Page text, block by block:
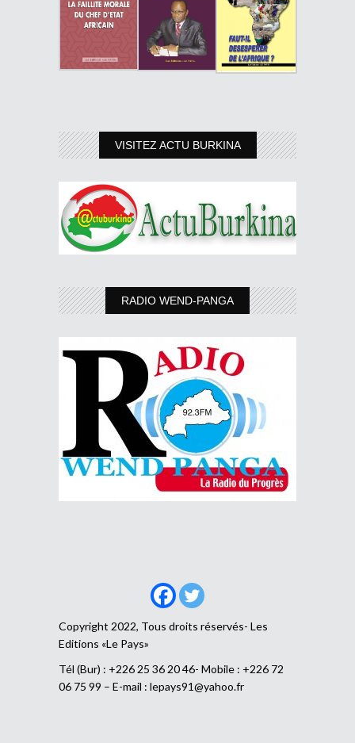
VISITEZ ACTU BURKINA
RADIO WEND-PANGA
Copyright 2022, Tous droits réservés- Les
Editions «Le Pays»
Tél (Bur) : +226 25 36 20 46- Mobile : +226 72
06 75 99 – E-mail : lepays91@yahoo.fr